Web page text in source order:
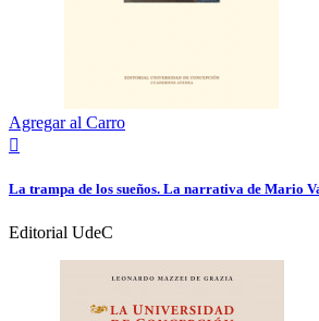
Agregar al Carro

La trampa de los sueños. La narrativa de Mario
Editorial UdeC